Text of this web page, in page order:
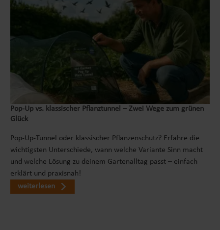
Pop‑Up vs. klassischer Pflanztunnel – Zwei Wege zum grünen
Glück
Pop-Up-Tunnel oder klassischer Pflanzenschutz? Erfahre die
wichtigsten Unterschiede, wann welche Variante Sinn macht
und welche Lösung zu deinem Gartenalltag passt – einfach
erklärt und praxisnah!
weiterlesen